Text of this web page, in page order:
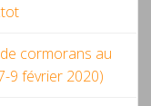
cormorans au
9 février 2020)